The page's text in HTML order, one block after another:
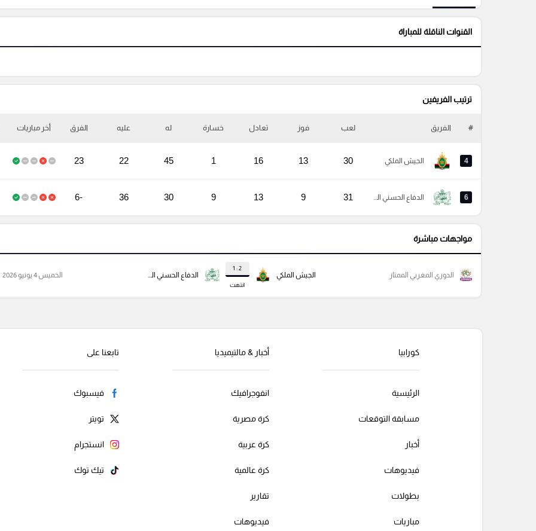
القنوات الناقلة للمباراة
ترتيب الفريفين
# الفريق لعب فوز تعادل خسارة له عليه الفرق أخر مباريات
4 الجيش الملكي 30
13
16
1
45
22
23
6 الدفاع الحسني الجديدي 31
9
13
9
30
36
-6
مواجهات مباشرة
الجيش الملكي
2 : 1
انتهت
الدوري المغربي الممتاز الخميس 4 يونيو 2026
كورابيا
الرئيسية
مسابقة التوقعات
أخبار
فيديوهات
بطولات
مباريات
أخبار & مالتيميديا
انفوجرافيك
كرة مصرية
كرة عربية
كرة عالمية
تقارير
فيديوهات
تابعنا على
فيسبوك
تويتر
انستجرام
تيك توك